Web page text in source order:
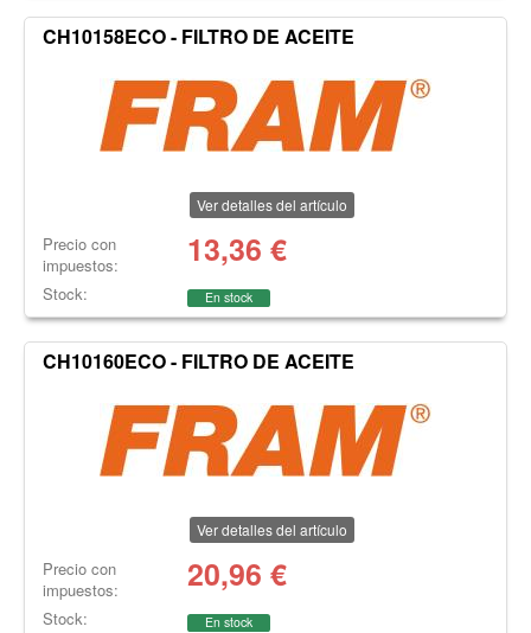
CH10158ECO - FILTRO DE ACEITE
Ver detalles del artículo
Precio con
impuestos:
13,36 €
Stock: En stock
CH10160ECO - FILTRO DE ACEITE
Ver detalles del artículo
Precio con
impuestos:
20,96 €
Stock: En stock